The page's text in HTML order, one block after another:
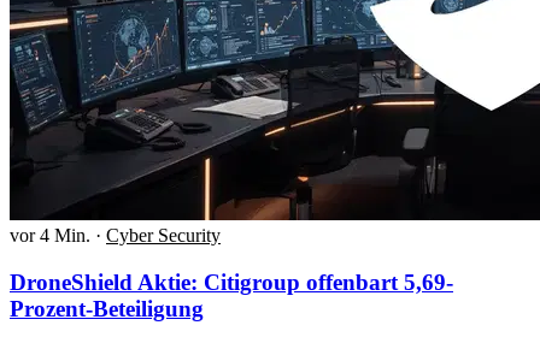
vor 4 Min. · Cyber Security
DroneShield Aktie: Citigroup offenbart 5,69-
Prozent-Beteiligung